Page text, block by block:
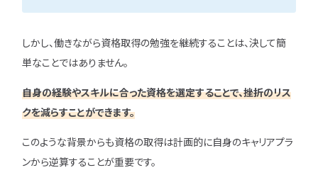
しかし、働きながら資格取得の勉強を継続することは、決して簡
単なことではありません。
自身の経験やスキルに合った資格を選定することで、挫折のリス
クを減らすことができます。
このような背景からも資格の取得は計画的に自身のキャリアプラ
ンから逆算することが重要です。